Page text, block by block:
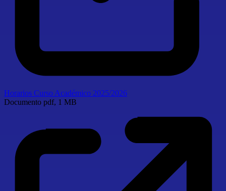
Horarios Curso Académico 2025/2026
Documento pdf, 1 MB